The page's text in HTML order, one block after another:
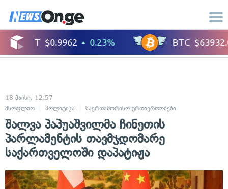
18 მაისი, 12:57
მსოფლიო
პოლიტიკა საერთაშორისო ურთიერთობები
შალვა პაპუაშვილმა ჩინეთის
პარლამენტის თავმჯდომარე
საქართველოში დაპატიჟა